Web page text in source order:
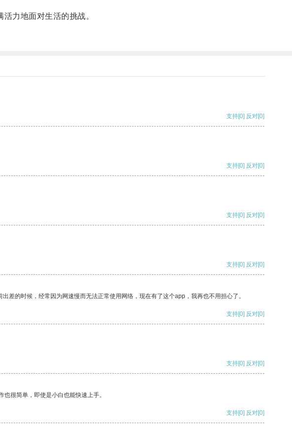
力地面对生活的挑战。
支持[0] 反对[0]
支持[0] 反对[0]
支持[0] 反对[0]
支持[0] 反对[0]
差的时候，经常因为网速慢而无法正常使用网络，现在有了这个app，我再也不用担心了。
支持[0] 反对[0]
支持[0] 反对[0]
很简单，即使是小白也能快速上手。
支持[0] 反对[0]